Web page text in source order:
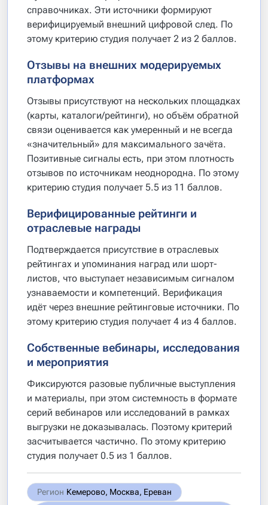
справочниках. Эти источники формируют
верифицируемый внешний цифровой след. По
этому критерию студия получает 2 из 2 баллов.
Отзывы на внешних модерируемых
платформах
Отзывы присутствуют на нескольких площадках
(карты, каталоги/рейтинги), но объём обратной
связи оценивается как умеренный и не всегда
«значительный» для максимального зачёта.
Позитивные сигналы есть, при этом плотность
отзывов по источникам неоднородна. По этому
критерию студия получает 5.5 из 11 баллов.
Верифицированные рейтинги и
отраслевые награды
Подтверждается присутствие в отраслевых
рейтингах и упоминания наград или шорт-
листов, что выступает независимым сигналом
узнаваемости и компетенций. Верификация
идёт через внешние рейтинговые источники. По
этому критерию студия получает 4 из 4 баллов.
Собственные вебинары, исследования
и мероприятия
Фиксируются разовые публичные выступления
и материалы, при этом системность в формате
серий вебинаров или исследований в рамках
выгрузки не доказывалась. Поэтому критерий
засчитывается частично. По этому критерию
студия получает 0.5 из 1 баллов.
Регион Кемерово, Москва, Ереван